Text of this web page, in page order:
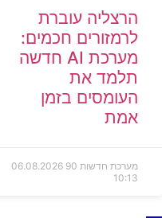
הרצליה עוברת
לרמזורים חכמים:
מערכת AI חדשה
תלמד את
העומסים בזמן
אמת
מערכת חדשות 90
06.08.2026
10:13